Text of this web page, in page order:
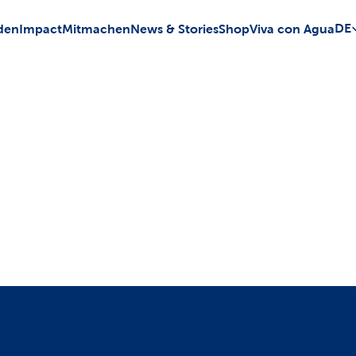
ImpactMitmachenNews & StoriesShopViva con AguaDE